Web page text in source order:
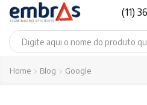
(11)
Home Blog Google